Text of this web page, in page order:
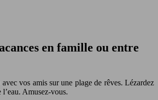
en famille ou entre
vos amis sur une plage de rêves. Lézardez
Amusez-vous.